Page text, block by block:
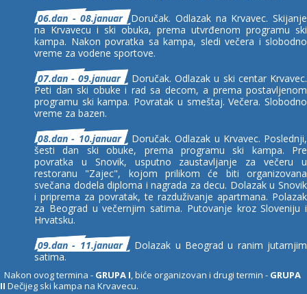
06.dan - 08.januar Doručak. Odlazak na Krvavec. Skijanje
na Krvavecu i ski obuka, prema utvrđenom programu ski
kampa. Nakon povratka sa kampa, sledi večera i slobodno
vreme za vodene sportove.
07.dan - 09.januar
Doručak. Odlazak u ski centar Krvavec.
Peti dan ski obuke i rad sa decom, a prema postavljenom
programu ski kampa. Povratak u smeštaj. Večera. Slobodno
vreme za bazen.
08.dan - 10.januar
Doručak. Odlazak u Krvavec. Poslednji,
šesti dan ski obuke, prema programu ski kampa. Pre
povratka u Snovik, usputno zaustavljanje za večeru u
restoranu "Zajec", kojom prilikom će biti organizovana
svečana dodela diploma i nagrada za decu. Dolazak u Snovik
i priprema za povratak, te razduživanje apartmana. Polazak
za Beograd u večernjim satima. Putovanje kroz Sloveniju i
Hrvatsku.
09.dan - 11.januar
Dolazak u Beograd u ranim jutarnjim
satima.
Nakon ovog termina - GRUPA I, biće organizovan i drugi termin - GRUPA
II Dečijeg ski kampa na Krvavecu.